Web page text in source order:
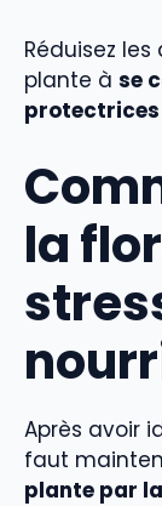
Réduisez
plante à se
protectrices
la
Après avoir
faut
plante par